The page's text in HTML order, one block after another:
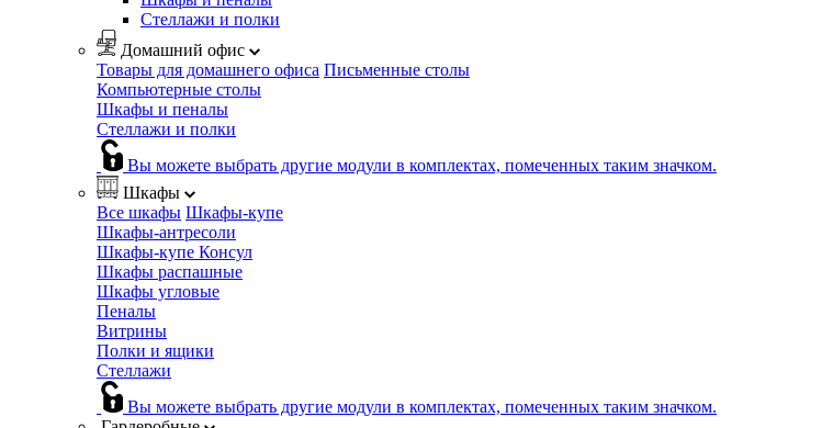
Стеллажи и полки
Домашний офис
Товары для домашнего офиса Письменные столы
Компьютерные столы
Шкафы и пеналы
Стеллажи и полки
Вы можете выбрать другие модули в комплектах, помеченных таким значком.
Шкафы
Все шкафы Шкафы-купе
Шкафы-антресоли
Шкафы-купе Консул
Шкафы распашные
Шкафы угловые
Пеналы
Витрины
Полки и ящики
Стеллажи
Вы можете выбрать другие модули в комплектах, помеченных таким значком.